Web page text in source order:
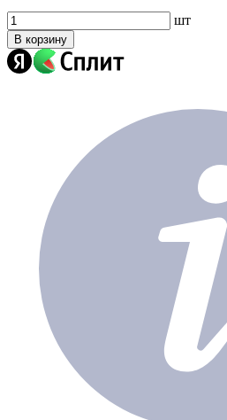
шт
В корзину